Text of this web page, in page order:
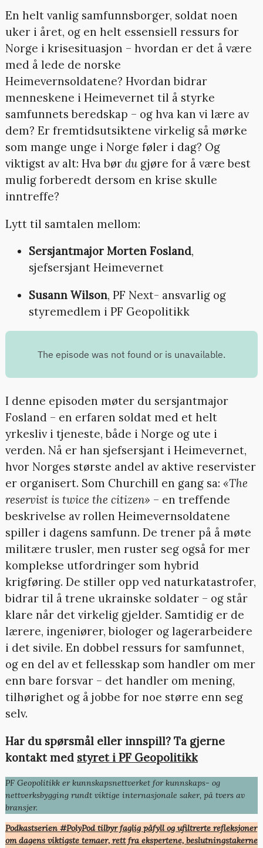
En helt vanlig samfunnsborger, soldat noen
uker i året, og en helt essensiell ressurs for
Norge i krisesituasjon – hvordan er det å være
med å lede de norske
Heimevernsoldatene? Hvordan bidrar
menneskene i Heimevernet til å styrke
samfunnets beredskap – og hva kan vi lære av
dem? Er fremtidsutsiktene virkelig så mørke
som mange unge i Norge føler i dag? Og
viktigst av alt: Hva bør dugjøre for å være best
mulig forberedt dersom en krise skulle
inntreffe?
Lytt til samtalen mellom:
Sersjantmajor Morten Fosland,
sjefsersjant Heimevernet
Susann Wilson, PF Next- ansvarlig og
styremedlem i PF Geopolitikk
I denne episoden møter du sersjantmajor
Fosland – en erfaren soldat med et helt
yrkesliv i tjeneste, både i Norge og ute i
verden. Nå er han sjefsersjant i Heimevernet,
hvor Norges største andel av aktive reservister
er organisert. Som Churchill en gang sa: «The
reservist is twice the citizen» – en treffende
beskrivelse av rollen Heimevernsoldatene
spiller i dagens samfunn. De trener på å møte
militære trusler, men ruster seg også for mer
komplekse utfordringer som hybrid
krigføring. De stiller opp ved naturkatastrofer,
bidrar til å trene ukrainske soldater – og står
klare når det virkelig gjelder. Samtidig er de
lærere, ingeniører, biologer og lagerarbeidere
i det sivile. En dobbel ressurs for samfunnet,
og en del av et fellesskap som handler om mer
enn bare forsvar – det handler om mening,
tilhørighet og å jobbe for noe større enn seg
selv.
Har du spørsmål eller innspill? Ta gjerne
kontakt med styret i PF Geopolitikk
PF Geopolitikk er kunnskapsnettverket for kunnskaps- og
nettverksbygging rundt viktige internasjonale saker, på tvers av
bransjer.
Podkastserien #PolyPod tilbyr faglig påfyll og ufiltrerte refleksjoner
om dagens viktigste temaer, rett fra ekspertene, beslutningstakerne